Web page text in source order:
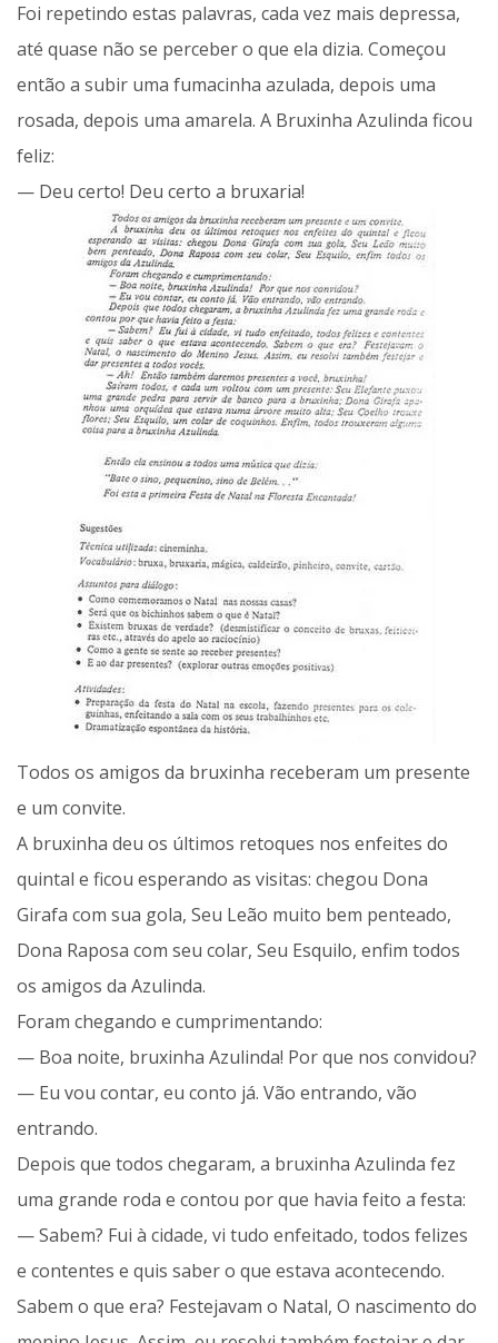
Foi repetindo estas palavras, cada vez mais depressa,
até quase não se perceber o que ela dizia. Começou
então a subir uma fumacinha azulada, depois uma
rosada, depois uma amarela. A Bruxinha Azulinda ficou
feliz:
— Deu certo! Deu certo a bruxaria!
Todos os amigos da bruxinha receberam um presente
e um convite.
A bruxinha deu os últimos retoques nos enfeites do
quintal e ficou esperando as visitas: chegou Dona
Girafa com sua gola, Seu Leão muito bem penteado,
Dona Raposa com seu colar, Seu Esquilo, enfim todos
os amigos da Azulinda.
Foram chegando e cumprimentando:
— Boa noite, bruxinha Azulinda! Por que nos convidou?
— Eu vou contar, eu conto já. Vão entrando, vão
entrando.
Depois que todos chegaram, a bruxinha Azulinda fez
uma grande roda e contou por que havia feito a festa:
— Sabem? Fui à cidade, vi tudo enfeitado, todos felizes
e contentes e quis saber o que estava acontecendo.
Sabem o que era? Festejavam o Natal, O nascimento do